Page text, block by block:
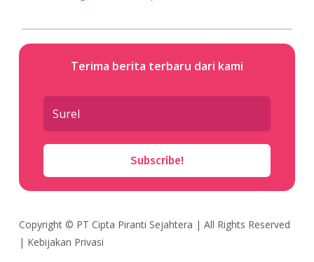
Terima berita terbaru dari kami
Subscribe!
Copyright © PT Cipta Piranti Sejahtera | All Rights Reserved
| Kebijakan Privasi